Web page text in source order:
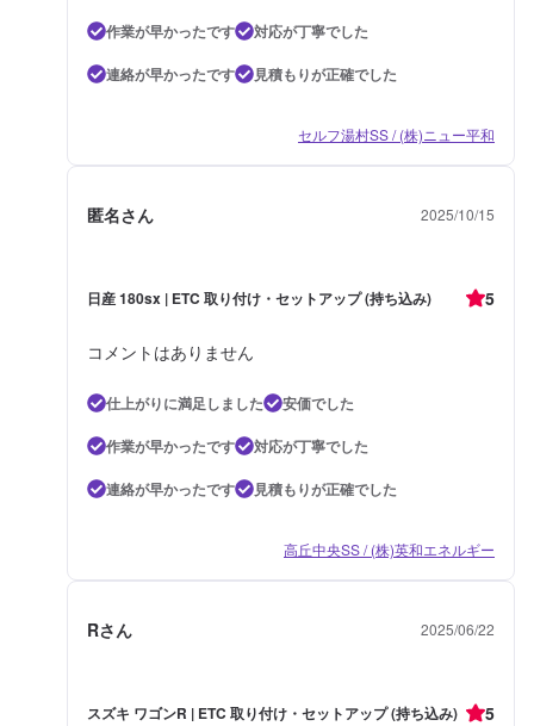
作業が早かったです
対応が丁寧でした
連絡が早かったです
見積もりが正確でした
セルフ湯村SS / (株)ニュー平和
匿名さん 2025/10/15
日産 180sx | ETC 取り付け・セットアップ (持ち込み) 5
コメントはありません
仕上がりに満足しました
安価でした
作業が早かったです
対応が丁寧でした
連絡が早かったです
見積もりが正確でした
高丘中央SS / (株)英和エネルギー
Rさん 2025/06/22
スズキ ワゴンR | ETC 取り付け・セットアップ (持ち込み) 5